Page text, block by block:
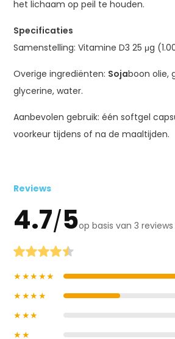
het lichaam op peil te houden.
Specificaties
Samenstelling: Vitamine D3 25 μg
Overige ingrediënten: Sojaboon olie,
glycerine, water.
Aanbevolen gebruik: één softgel
voorkeur tijdens of na de maaltijden.
Reviews
4.7/5op basis van 3 reviews
★★★★★
★★★★
★★★
★★